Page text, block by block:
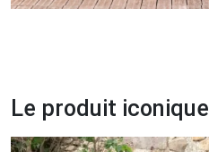
Le produit iconique